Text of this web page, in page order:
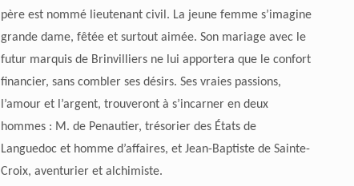
père est nommé lieutenant civil. La jeune femme s’imagine
grande dame, fêtée et surtout aimée. Son mariage avec le
futur marquis de Brinvilliers ne lui apportera que le confort
financier, sans combler ses désirs. Ses vraies passions,
l’amour et l’argent, trouveront à s’incarner en deux
hommes : M. de Penautier, trésorier des États de
Languedoc et homme d’affaires, et Jean-Baptiste de Sainte-
Croix, aventurier et alchimiste.